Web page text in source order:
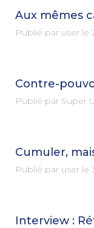
Aux mêmes
Publié par user le
Contre-
Publié par Super
Cumuler,
Publié par user le
Interview :